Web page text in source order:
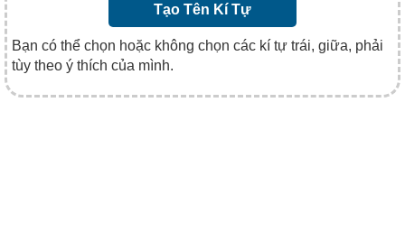
Tạo Tên Kí Tự
Bạn có thể chọn hoặc không chọn các kí tự trái, giữa, phải
tùy theo ý thích của mình.